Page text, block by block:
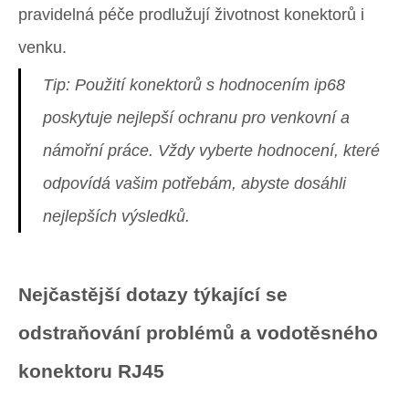
pravidelná péče prodlužují životnost konektorů i
venku.
Tip: Použití konektorů s hodnocením ip68
poskytuje nejlepší ochranu pro venkovní a
námořní práce. Vždy vyberte hodnocení, které
odpovídá vašim potřebám, abyste dosáhli
nejlepších výsledků.
Nejčastější dotazy týkající se
odstraňování problémů a vodotěsného
konektoru RJ45